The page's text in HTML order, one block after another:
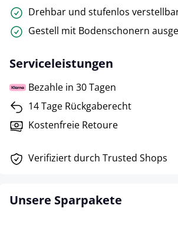
Drehbar und stufenlos
Gestell mit Bodenschonern
Serviceleistungen
Bezahle in 30 Tagen
14 Tage Rückgaberecht
Kostenfreie Retoure
Verifiziert durch Trusted Shops
Unsere Sparpakete